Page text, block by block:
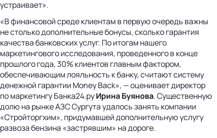
устраивает».
«В финансовой среде клиентам в первую очередь важны
не столько дополнительные бонусы, сколько гарантия
качества банковских услуг. По итогам нашего
маркетингового исследования, проведенного в конце
прошлого года, 30% клиентов главным фактором,
обеспечивающим лояльность к банку, считают систему
денежной гарантии Money Back», — оценивает директор
по маркетингу Банка24.руИрина Буянова. Существенную
долю на рынке АЗС Сургута удалось занять компании
«Стройторгхим», придумавшей дополнительную услугу
развоза бензина «застрявшим» на дороге.